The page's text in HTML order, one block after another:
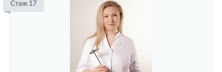
Стаж 17